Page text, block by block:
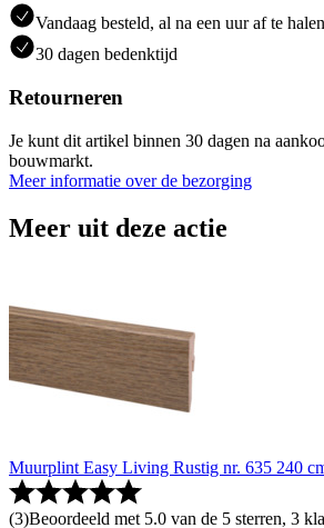
Vandaag besteld, al na een uur af te
30 dagen bedenktijd
Retourneren
Je kunt dit artikel binnen 30 dagen na
bouwmarkt.
Meer informatie over de bezorging
Meer uit deze actie
Muurplint Easy Living Rustig nr. 635 240
(3)Beoordeeld met 5.0 van de 5 sterren, 3